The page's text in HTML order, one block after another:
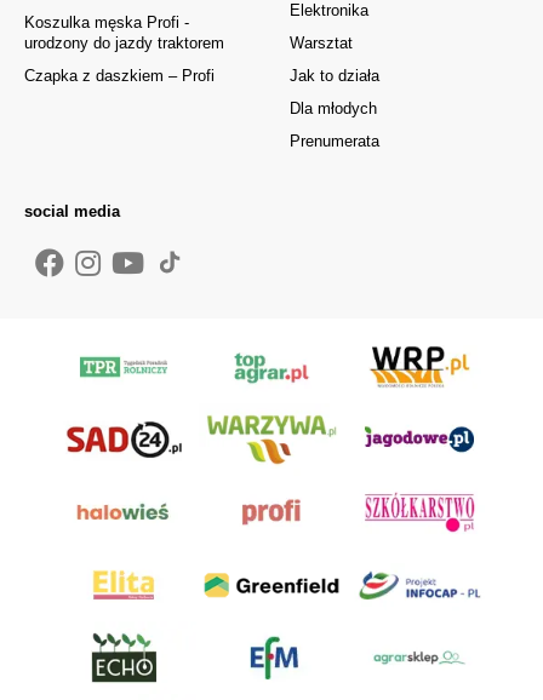
Elektronika
Warsztat
Jak to działa
Dla młodych
Prenumerata
Koszulka męska Profi -
urodzony do jazdy traktorem
Czapka z daszkiem – Profi
social media